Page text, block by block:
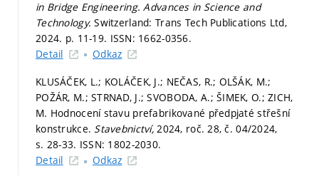
in Bridge Engineering.Advances in Science and
Technology.Switzerland: Trans Tech Publications Ltd,
2024. p. 11-19. ISSN: 1662-0356.
Detail
Odkaz
KLUSÁČEK, L.; KOLÁČEK, J.; NEČAS, R.; OLŠÁK, M.;
POŽÁR, M.; STRNAD, J.; SVOBODA, A.; ŠIMEK, O.; ZICH,
M. Hodnocení stavu prefabrikované předpjaté střešní
konstrukce. Stavebnictví,2024, roč. 28, č. 04/2024,
s. 28-33. ISSN: 1802-2030.
Detail
Odkaz